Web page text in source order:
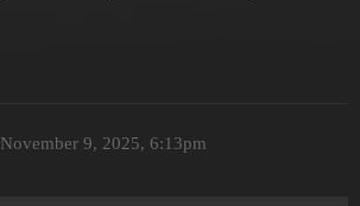
November 9, 2025, 6:13pm